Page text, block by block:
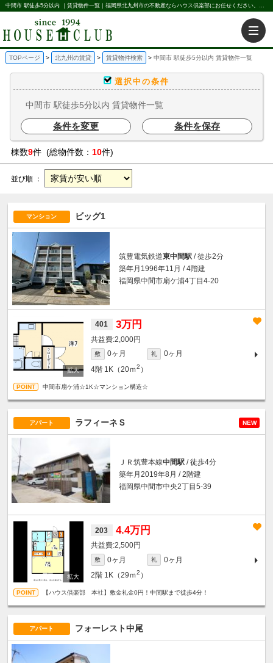
中間市 駅徒歩5分以内 ｜賃貸物件一覧｜福岡県北九州市の不動産ならハウス倶楽部にお任せください。北九州の賃貸・売買・不動産買取などを不動産に関することならなんでもお任せ。
TOPページ 北九州の賃貸 賃貸物件検索 中間市 駅徒歩5分以内 賃貸物件一覧
選択中の条件
中間市 駅徒歩5分以内 賃貸物件一覧
条件を変更 条件を保存
棟数9件 (総物件数： 10件)
並び順 ：
マンション ビッグ1
筑豊電気鉄道東中間駅 / 徒歩2分
築年月1996年11月 / 4階建
福岡県中間市扇ケ浦4丁目4-20
401 3万円
2,000円
敷 0ヶ月 礼
0ヶ月
4階 1K（20ｍ2 ）
中間市扇ケ浦☆1K☆マンション構造☆
アパート ラフィーネＳ NEW
ＪＲ筑豊本線中間駅 / 徒歩4分
築年月2019年8月 / 2階建
福岡県中間市中央2丁目5-39
203 4.4万円
2,500円
敷 0ヶ月 礼
0ヶ月
2階 1K（29ｍ2 ）
【ハウス倶楽部 本社】敷金礼金0円！中間駅まで徒歩4分！
アパート フォーレスト中尾